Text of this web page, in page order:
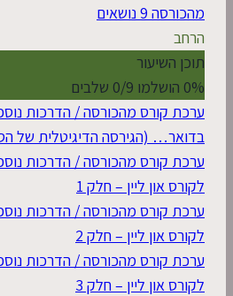
מהכורסה 9 נושאים
הרחב
תוכן השיעור
0% הושלמו
0/9 שלבים
ערכת קורס מהכורסה / הדרכות
בדואר… (הגירסה הדיגיטלית של
ערכת קורס מהכורסה / הדרכות
לקורס און ליין – חלק 1
ערכת קורס מהכורסה / הדרכות
לקורס און ליין – חלק 2
ערכת קורס מהכורסה / הדרכות
לקורס און ליין – חלק 3